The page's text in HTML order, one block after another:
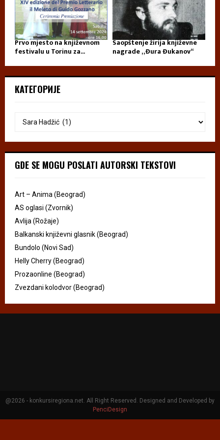
Prvo mjesto na književnom
festivalu u Torinu za...
Saopštenje žirija književne
nagrade „Đura Đukanov“
КАТЕГОРИЈЕ
GDE SE MOGU POSLATI AUTORSKI TEKSTOVI
Art – Anima (Beograd)
AS oglasi (Zvornik)
Avlija (Rožaje)
Balkanski književni glasnik (Beograd)
Bundolo (Novi Sad)
Helly Cherry (Beograd)
Prozaonline (Beograd)
Zvezdani kolodvor (Beograd)
@2026 - konkursiregiona.net. All Right Reserved. Designed and Developed by
PenciDesign